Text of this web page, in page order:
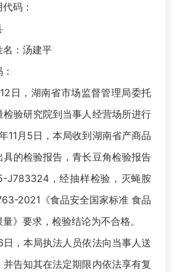
码：
：汤建平
，湖南省市场监督管理局委托
验研究院到当事人经营场所进行
11月5日，本局收到湖南省产商品
具的检验报告，青长豆角检验报告
J783324，经抽样检验，灭蝇胺
2021《食品安全国家标准 食品
》要求，检验结论为不合格。
本局执法人员依法向当事人送
告知其在法定期限内依法享有复